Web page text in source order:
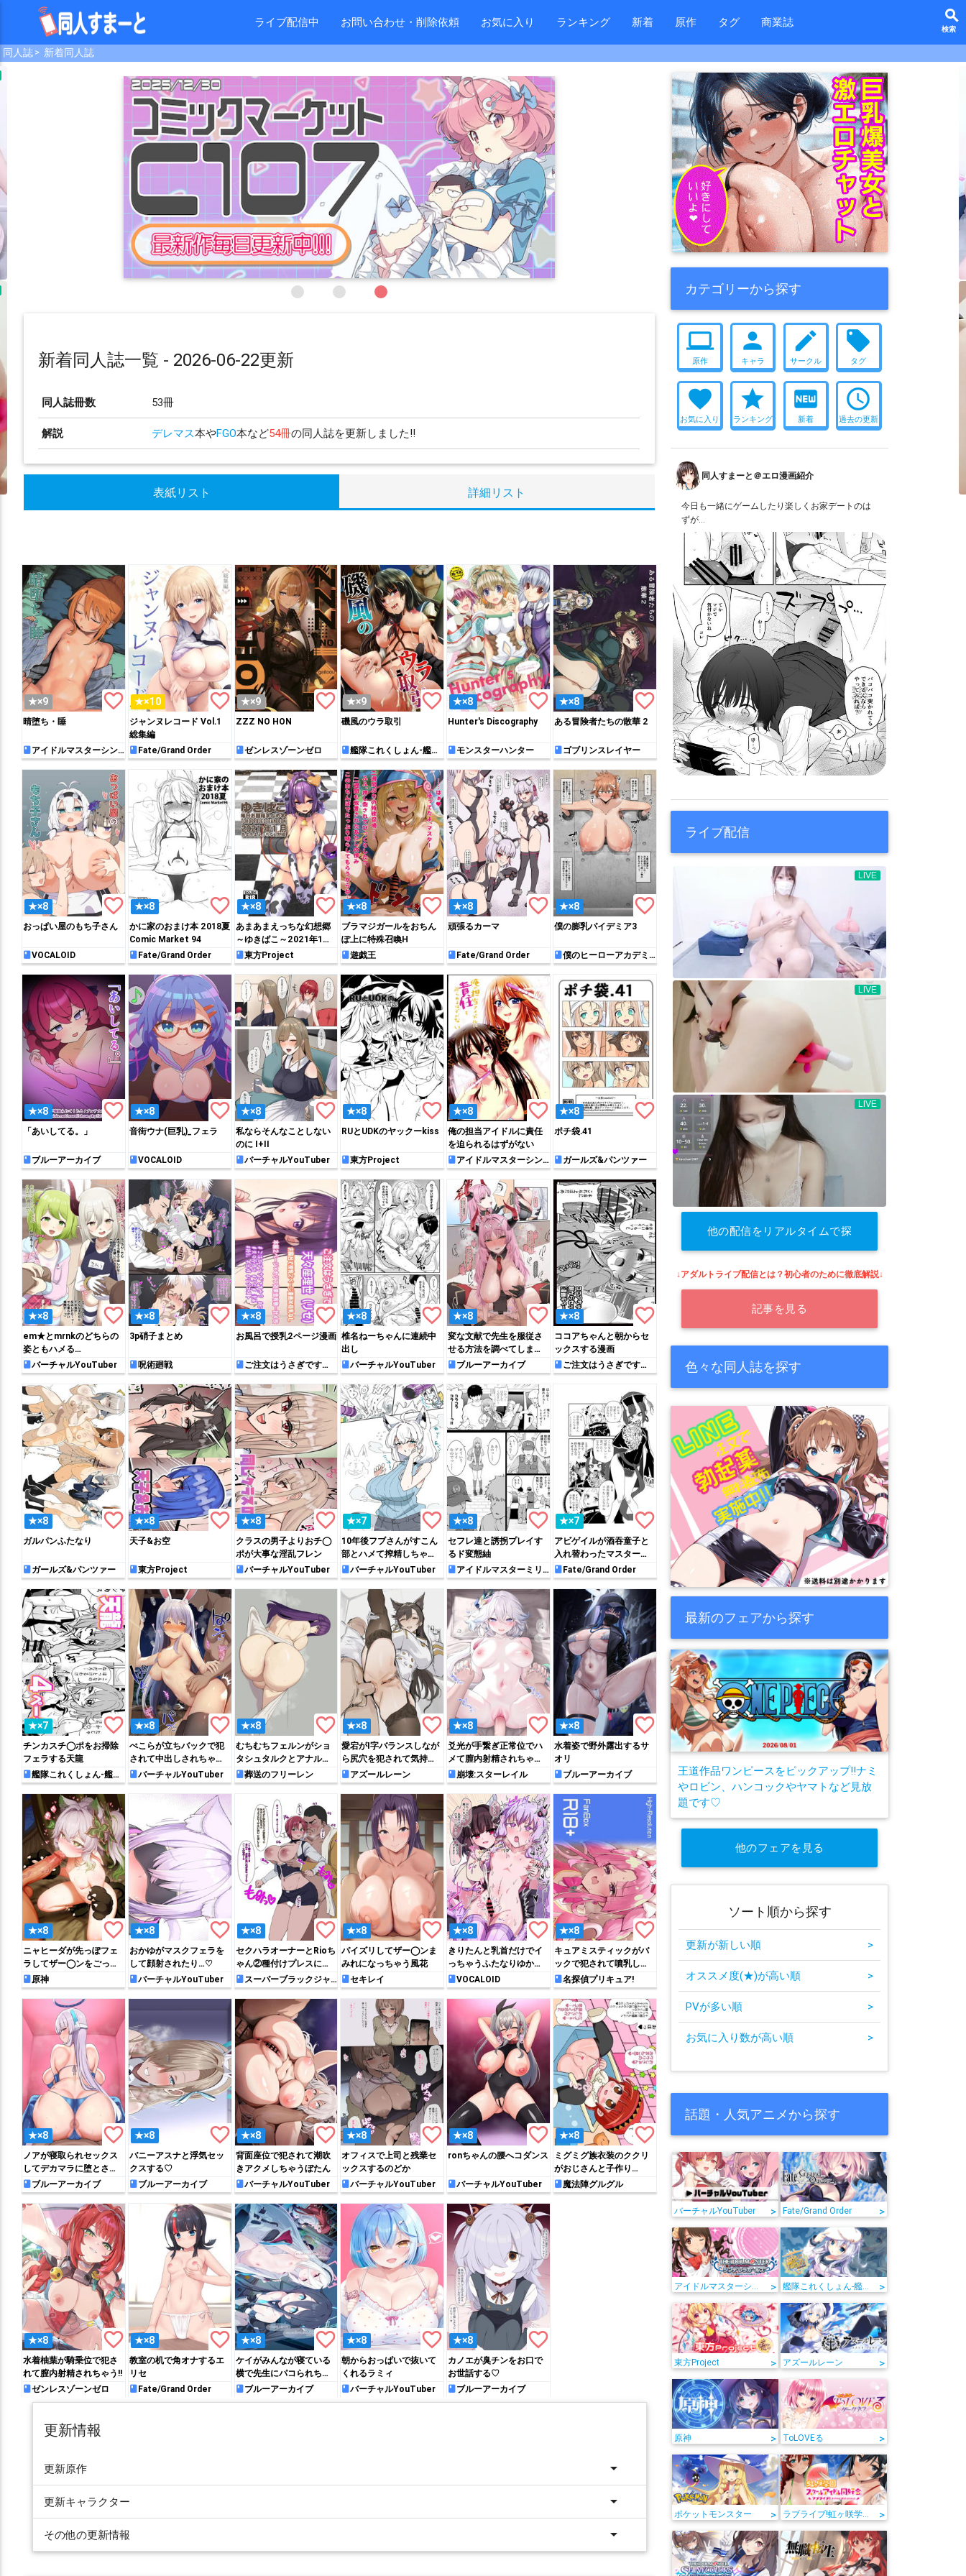
ライブ配信中 お問い合わせ・削除依頼 お気に入り ランキング 新着 原作 タグ 商業誌 search
同人誌 新着同人誌
新着同人誌一覧 - 2026-06-22更新
同人誌冊数 53冊
解説 デレマス本やFGO本など54冊の同人誌を更新しました!!
表紙リスト 詳細リスト
★×9 favorite_border
晴堕ち・睡
アイドルマスターシン
デレラガールズ
★×10 favorite_border
ジャンヌレコード Vol.1
総集編
Fate/Grand Order
★×9 favorite_border
ZZZ NO HON
ゼンレスゾーンゼロ
★×9 favorite_border
磯風のウラ取引
艦隊これくしょん-艦こ
れ-
★×8 favorite_border
Hunter's Discography
モンスターハンター
★×8 favorite_border
ある冒険者たちの散華 2
ゴブリンスレイヤー
★×8 favorite_border
おっぱい屋のもち子さん
VOCALOID
★×8 favorite_border
かに家のおまけ本 2018夏
Comic Market 94
Fate/Grand Order
★×8 favorite_border
あまあまえっちな幻想郷
～ゆきばこ～2021年1月
号～東方Project
★×8 favorite_border
ブラマジガールをおちん
ぽ上に特殊召喚H
遊戯王
★×8 favorite_border
頑張るカーマ
Fate/Grand Order
★×8 favorite_border
僕の膨乳パイデミア3
僕のヒーローアカデミ
ア
★×8 favorite_border
「あいしてる。」
ブルーアーカイブ
★×8 favorite_border
音街ウナ(巨乳)_フェラ
VOCALOID
★×8 favorite_border
私ならそんなことしない
のに I+II
バーチャルYouTuber
★×8 favorite_border
RUとUDKのヤックーkiss
東方Project
★×8 favorite_border
俺の担当アイドルに責任
を迫られるはずがない
アイドルマスターシン
デレラガールズ
★×8 favorite_border
ポチ袋.41
ガールズ&パンツァー
★×8 favorite_border
em★とmrnkのどちらの
姿ともハメる…
バーチャルYouTuber
★×8 favorite_border
3p硝子まとめ
呪術廻戦
★×8 favorite_border
お風呂で授乳2ページ漫画
ご注文はうさぎです
か？
★×8 favorite_border
椎名ねーちゃんに連続中
出し
バーチャルYouTuber
★×8 favorite_border
変な文献で先生を服従さ
せる方法を調べてしまっ
たサツキ
ブルーアーカイブ
★×8 favorite_border
ココアちゃんと朝からセ
ックスする漫画
ご注文はうさぎです
か？
★×8 favorite_border
ガルパンふたなり
ガールズ&パンツァー
★×8 favorite_border
天子&お空
東方Project
★×8 favorite_border
クラスの男子よりおチ◯
ポが大事な淫乱フレン
バーチャルYouTuber
★×7 favorite_border
10年後フブさんがすこん
部とハメて搾精しちゃう
♡バーチャルYouTuber
★×8 favorite_border
セフレ達と誘拐プレイす
るド変態紬
アイドルマスターミリ
オンライブ!
★×7 favorite_border
アビゲイルが酒吞童子と
入れ替わったマスターに
手マンされて感じちゃう!!
Fate/Grand Order
★×7 favorite_border
チンカスチ◯ポをお掃除
フェラする天龍
艦隊これくしょん-艦こ
れ-
★×8 favorite_border
ぺこらが立ちバックで犯
されて中出しされちゃう
♡バーチャルYouTuber
★×8 favorite_border
むちむちフェルンがショ
タシュタルクとアナルフ
ァックする!!
葬送のフリーレン
★×8 favorite_border
愛宕がI字バランスしなが
ら尻穴を犯されて気持ち
よくなっちゃう!!
アズールレーン
★×8 favorite_border
爻光が手繋ぎ正常位でハ
メて膣内射精されちゃう
♡崩壊:スターレイル
★×8 favorite_border
水着姿で野外露出するサ
オリ
ブルーアーカイブ
★×8 favorite_border
ニャヒーダが先っぽフェ
ラしてザー◯ンをごっく
んする♡
原神
★×8 favorite_border
おかゆがマスクフェラを
して顔射されたり…♡
バーチャルYouTuber
★×8 favorite_border
セクハラオーナーとRioち
ゃん②種付けプレスに敗
北して媚びる
スーパーブラックジャ
ック
★×8 favorite_border
パイズリしてザー◯ンま
みれになっちゃう風花
セキレイ
★×8 favorite_border
きりたんと乳首だけでイ
っちゃうふたなりゆかり
さんVOCALOID
★×8 favorite_border
キュアミスティックがバ
ックで犯されて噴乳しな
がら感じちゃう♡
名探偵プリキュア!
★×8 favorite_border
ノアが寝取られセックス
してデカマラに堕とされ
ちゃう!!
ブルーアーカイブ
★×8 favorite_border
バニーアスナと浮気セッ
クスする♡
ブルーアーカイブ
★×8 favorite_border
背面座位で犯されて潮吹
きアクメしちゃうぼたん
バーチャルYouTuber
★×8 favorite_border
オフィスで上司と残業セ
ックスするのどか
バーチャルYouTuber
★×8 favorite_border
ronちゃんの腰へコダンス
バーチャルYouTuber
★×8 favorite_border
ミグミグ族衣装のククリ
がおじさんと子作り
SEX♡
魔法陣グルグル
★×8 favorite_border
水着柚葉が騎乗位で犯さ
れて膣内射精されちゃう!!
ゼンレスゾーンゼロ
★×8 favorite_border
教室の机で角オナするエ
リセ
Fate/Grand Order
★×8 favorite_border
ケイがみんなが寝ている
横で先生にパコられちゃ
う♡ブルーアーカイブ
★×8 favorite_border
朝からおっぱいで抜いて
くれるラミィ
バーチャルYouTuber
★×8 favorite_border
カノエが臭チンをお口で
お世話する♡
ブルーアーカイブ
更新情報
更新原作 arrow_drop_down
更新キャラクター arrow_drop_down
その他の更新情報 arrow_drop_down
カテゴリーから探す
computer
原作
person
キャラ
create
サークル
local_offer
タグ
favorite
お気に入り
star
ランキング
fiber_new
新着
access_time
過去の更新
同人すまーと＠エロ漫画紹介
今日も一緒にゲームしたり楽しくお家デートのは
ずが…
ライブ配信
他の配信をリアルタイムで探
す
↓アダルトライブ配信とは？初心者のために徹底解説↓
記事を見る
色々な同人誌を探す
最新のフェアから探す
王道作品ワンピースをピックアップ!!ナミ
やロビン、ハンコックやヤマトなど見放
題です♡
他のフェアを見る
ソート順から探す
更新が新しい順 >
オススメ度(★)が高い順 >
PVが多い順 >
お気に入り数が高い順 >
話題・人気アニメから探す
バーチャルYouTuber > Fate/Grand Order >
アイドルマスターシンデレラガールズ > 艦隊これくしょん-艦これ- >
東方Project > アズールレーン >
原神 > ToLOVEる >
ポケットモンスター > ラブライブ!虹ヶ咲学園スクールアイドル同好会 >